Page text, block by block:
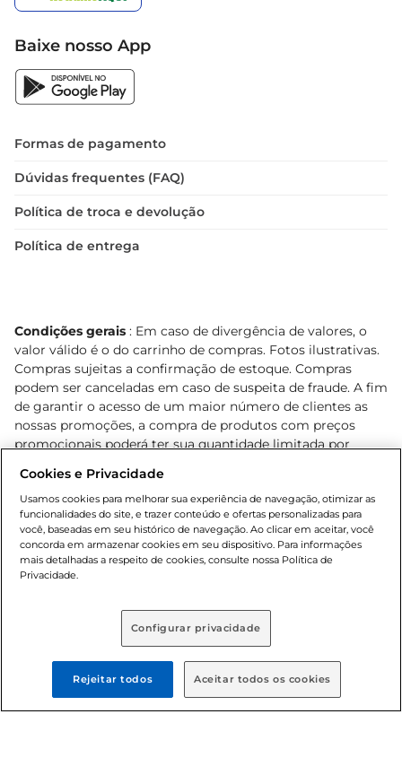
Baixe nosso App
Formas de pagamento
Dúvidas frequentes (FAQ)
Política de troca e devolução
Política de entrega
Condições gerais : Em caso de divergência de valores, o
valor válido é o do carrinho de compras. Fotos ilustrativas.
Compras sujeitas a confirmação de estoque. Compras
podem ser canceladas em caso de suspeita de fraude. A fim
de garantir o acesso de um maior número de clientes as
nossas promoções, a compra de produtos com preços
promocionais poderá ter sua quantidade limitada por
o e-commerce e válidos durante o dia de hoje, podendo
sofrer alterações sem prévia notificação. Proibida a venda
de bebidas alcoólicas para menores de 18 anos, conforme
Lei n.º 8069/90, art. 81, inciso II (Estatuto da Criança e do
Adolescente). Preços e condições exclusivos para o
www.bretas.com.br
© 2025 Copyright. Todos os direitos
reservados Bretas.
Cookies e Privacidade
Usamos cookies para melhorar sua experiência de navegação, otimizar as
funcionalidades do site, e trazer conteúdo e ofertas personalizadas para
você, baseadas em seu histórico de navegação. Ao clicar em aceitar, você
concorda em armazenar cookies em seu dispositivo. Para informações
mais detalhadas a respeito de cookies, consulte nossa Política de
Privacidade.
Configurar privacidade
Rejeitar todos Aceitar todos os cookies